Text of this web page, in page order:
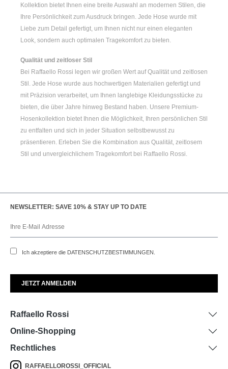
Kollektion bietet Ihnen eine breite Auswahl an modernen Stilen, die
Ihre Persönlichkeit zum Ausdruck bringen. Jede Hose wurde mit
Liebe zum Detail gefertigt, um Ihnen nicht nur einen eleganten
Look, sondern auch optimalen Tragekomfort zu bieten.
Qualität und zeitloser Stil
Bei Raffaello Rossi legen wir großen Wert auf Qualität und zeitlosen
Stil. Jede Hose wurde aus hochwertigen Materialien gefertigt und
mit Präzision verarbeitet, um Ihnen langlebige Kleidungsstücke zu
bieten, die über Jahre hinweg Bestand haben. Unsere Premium-
Hosenkollektion bietet Ihnen die Möglichkeit, Ihren persönlichen Stil
zu entfalten und sich in jeder Situation selbstbewusst zu
präsentieren. Erleben Sie die Kombination aus Qualität, zeitlosem
Stil und unvergleichlichem Tragekomfort bei Raffaello Rossi.
NEWSLETTER: SAVE 10% & STAY UP TO DATE
Ich akzeptiere die DATENSCHUTZBESTIMMUNGEN
Raffaello Rossi
Online-Shopping
Rechtliches
RAFFAELLOROSSI_OFFICIAL